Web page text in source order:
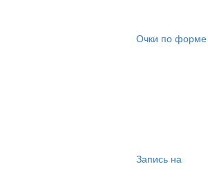
Очки по форме
Запись на